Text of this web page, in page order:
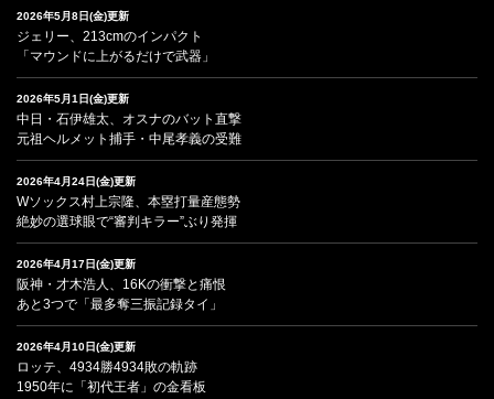
2026年5月8日(金)更新
ジェリー、213cmのインパクト
「マウンドに上がるだけで武器」
2026年5月1日(金)更新
中日・石伊雄太、オスナのバット直撃
元祖ヘルメット捕手・中尾孝義の受難
2026年4月24日(金)更新
Wソックス村上宗隆、本塁打量産態勢
絶妙の選球眼で“審判キラー”ぶり発揮
2026年4月17日(金)更新
阪神・才木浩人、16Kの衝撃と痛恨
あと3つで「最多奪三振記録タイ」
2026年4月10日(金)更新
ロッテ、4934勝4934敗の軌跡
1950年に「初代王者」の金看板